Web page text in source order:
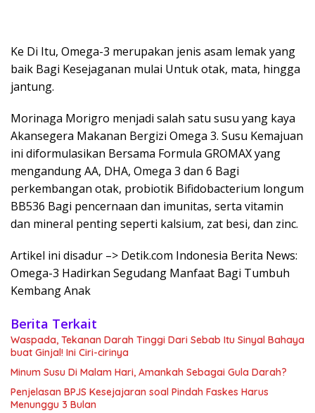
Ke Di Itu, Omega-3 merupakan jenis asam lemak yang
baik Bagi Kesejaganan mulai Untuk otak, mata, hingga
jantung.
Morinaga Morigro menjadi salah satu susu yang kaya
Akansegera Makanan Bergizi Omega 3. Susu Kemajuan
ini diformulasikan Bersama Formula GROMAX yang
mengandung AA, DHA, Omega 3 dan 6 Bagi
perkembangan otak, probiotik Bifidobacterium longum
BB536 Bagi pencernaan dan imunitas, serta vitamin
dan mineral penting seperti kalsium, zat besi, dan zinc.
Artikel ini disadur –> Detik.com Indonesia Berita News:
Omega-3 Hadirkan Segudang Manfaat Bagi Tumbuh
Kembang Anak
Berita Terkait
Waspada, Tekanan Darah Tinggi Dari Sebab Itu Sinyal Bahaya
buat Ginjal! Ini Ciri-cirinya
Minum Susu Di Malam Hari, Amankah Sebagai Gula Darah?
Penjelasan BPJS Kesejajaran soal Pindah Faskes Harus
Menunggu 3 Bulan